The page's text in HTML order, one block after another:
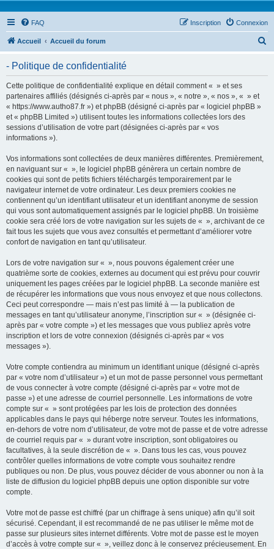
FAQ Connexion
Inscription
Accueil Accueil du forum
- Politique de confidentialité
Cette politique de confidentialité explique en détail comment « » et ses
partenaires affiliés (désignés ci-après par « nous », « notre », « nos », « » et
« https://www.autho87.fr ») et phpBB (désigné ci-après par « logiciel phpBB »
et « phpBB Limited ») utilisent toutes les informations collectées lors des
sessions d’utilisation de votre part (désignées ci-après par « vos
informations »).
Vos informations sont collectées de deux manières différentes. Premièrement,
en naviguant sur « », le logiciel phpBB génèrera un certain nombre de
cookies qui sont de petits fichiers téléchargés temporairement par le
navigateur internet de votre ordinateur. Les deux premiers cookies ne
contiennent qu’un identifiant utilisateur et un identifiant anonyme de session
qui vous sont automatiquement assignés par le logiciel phpBB. Un troisième
cookie sera créé lors de votre navigation sur les sujets de « », archivant de ce
fait tous les sujets que vous avez consultés et permettant d’améliorer votre
confort de navigation en tant qu’utilisateur.
Lors de votre navigation sur « », nous pouvons également créer une
quatrième sorte de cookies, externes au document qui est prévu pour couvrir
uniquement les pages créées par le logiciel phpBB. La seconde manière est
de récupérer les informations que vous nous envoyez et que nous collectons.
Ceci peut correspondre — mais n’est pas limité à — la publication de
messages en tant qu’utilisateur anonyme, l’inscription sur « » (désignée ci-
après par « votre compte ») et les messages que vous publiez après votre
inscription et lors de votre connexion (désignés ci-après par « vos
messages »).
Votre compte contiendra au minimum un identifiant unique (désigné ci-après
par « votre nom d’utilisateur ») et un mot de passe personnel vous permettant
de vous connecter à votre compte (désigné ci-après par « votre mot de
passe ») et une adresse de courriel personnelle. Les informations de votre
compte sur « » sont protégées par les lois de protection des données
applicables dans le pays qui héberge notre serveur. Toutes les informations,
en-dehors de votre nom d’utilisateur, de votre mot de passe et de votre adresse
de courriel requis par « » durant votre inscription, sont obligatoires ou
facultatives, à la seule discrétion de « ». Dans tous les cas, vous pouvez
contrôler quelles informations de votre compte vous souhaitez rendre
publiques ou non. De plus, vous pouvez décider de vous abonner ou non à la
liste de diffusion du logiciel phpBB depuis une option disponible sur votre
compte.
Votre mot de passe est chiffré (par un chiffrage à sens unique) afin qu’il soit
sécurisé. Cependant, il est recommandé de ne pas utiliser le même mot de
passe sur plusieurs sites internet différents. Votre mot de passe est le moyen
d’accès à votre compte sur « », veillez donc à le conservez précieusement. En